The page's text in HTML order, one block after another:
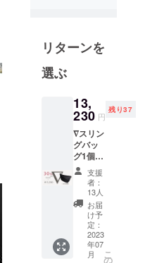
お届けした
いという想
いから2021
ウドファン
ディング事
業をスター
トしまし
リターンを
選ぶ
13,
230 円
残り37
∇スリン
グバッ
グ1個
一般販
売予定
価格
￥18,90
0の30%
OFF→
￥13,23
0（税
込・送
支援
者：
13人
お届
け予
定：
2023
年07
月
こ
の